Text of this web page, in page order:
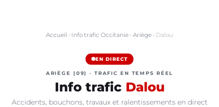
Accueil › Info trafic Occitanie › Ariège › Dalou
EN DIRECT
ARIÈGE (09) · TRAFIC EN TEMPS RÉEL
Info trafic Dalou
Accidents, bouchons, travaux et ralentissements en direct